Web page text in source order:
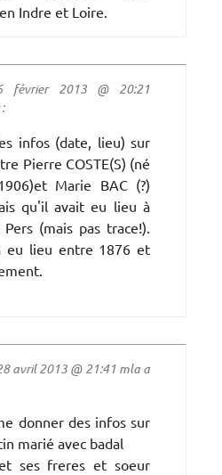
Indre et Loire.
février 2013 @ 20:21
infos (date, lieu) sur
Pierre COSTE(S) (né
Marie BAC (?)
qu'il avait eu lieu à
(mais pas trace!).
eu lieu entre 1876 et
avril 2013 @ 21:41 mla a
donner des infos sur
marié avec badal
ses freres et soeur